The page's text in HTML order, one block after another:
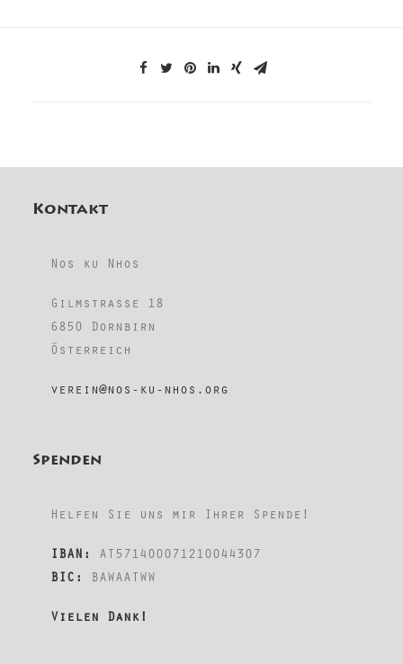
Kontakt
Nos ku Nhos
Gilmstrasse 18
6850 Dornbirn
Österreich
verein@nos-ku-nhos.org
Spenden
Helfen Sie uns mir Ihrer Spende!
IBAN:
AT571400071210044307
BIC:
BAWAATWW
Vielen Dank!